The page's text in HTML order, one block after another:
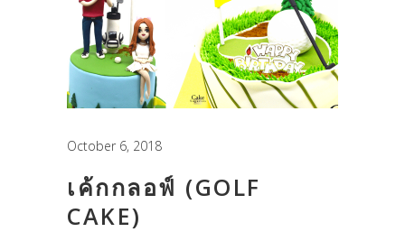
October 6, 2018
เค้กกลอฟ์ (GOLF
CAKE)